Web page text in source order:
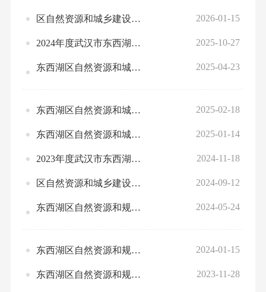
区自然资源和城乡建设局2025年1-12月份全区绩效运行监控情况统计表 2026-01-15
2024年度武汉市东西湖区自然资源和城乡建设局部门决算公开 2025-10-27
东西湖区自然资源和城乡建设局2024年度部门整体、项目绩效自评情况 2025-04-23
东西湖区自然资源和城乡建设局2024年部门预算绩效运行监控情况汇总表 2025-02-18
东西湖区自然资源和城乡建设局2025年部门预算公开 2025-01-14
2023年度武汉市东西湖区自然资源和规划局部门决算公开 2024-11-18
区自然资源和城乡建设局2024年部门预算绩效运行监控情况统计表 2024-09-12
东西湖区自然资源和规划局2023年度部门整体、项目绩效自评情况 2024-05-24
东西湖区自然资源和规划局2024年部门预算公开 2024-01-15
东西湖区自然资源和规划局2022部门决算公开 2023-11-28